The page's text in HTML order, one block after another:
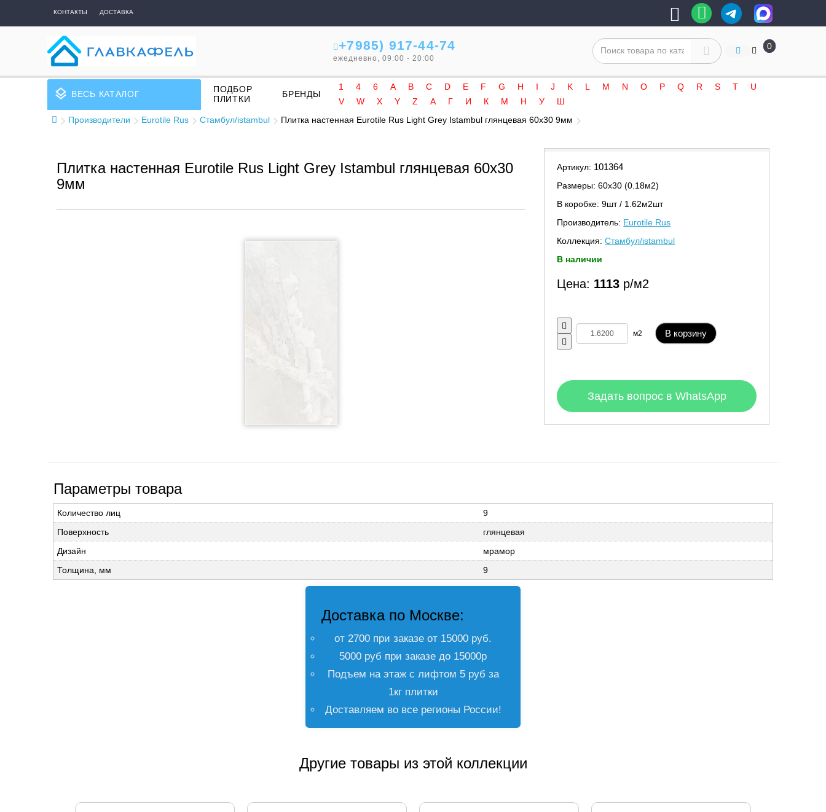
КОНТАКТЫ ДОСТАВКА
+7985) 917-44-74
ежедневно, 09:00 - 20:00
0
layers ВЕСЬ КАТАЛОГ
ПОДБОР
ПЛИТКИ
БРЕНДЫ
1 4 6 A B C D E F G H I J K L M N O P Q R S T
U
V
W X Y Z А Г И К М Н У
Ш
Производители
Eurotile Rus Стамбул/istambul Плитка настенная Eurotile Rus Light Grey Istambul глянцевая 60x30 9мм
Плитка настенная Eurotile Rus Light Grey Istambul глянцевая 60x30
9мм
Артикул: 101364
Размеры: 60х30 (0.18м2)
В коробке: 9шт / 1.62м2шт
Производитель: Eurotile Rus
Коллекция:Стамбул/istambul
В наличии
Цена: 1113 р/м2
м2 В корзину
Задать вопрос в WhatsApp
Параметры товара
Количество лиц
9
Поверхность
глянцевая
Дизайн
мрамор
Толщина, мм
9
Доставка по Москве:
от 2700 при заказе от 15000 руб.
5000 руб при заказе до 15000р
Подъем на этаж с лифтом 5 руб за
1кг плитки
Доставляем во все регионы России!
Другие товары из этой коллекции